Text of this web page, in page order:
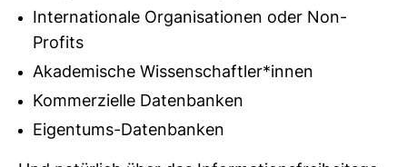
Internationale Organisationen oder Non-
Profits
Akademische Wissenschaftler*innen
Kommerzielle Datenbanken
Eigentums-Datenbanken